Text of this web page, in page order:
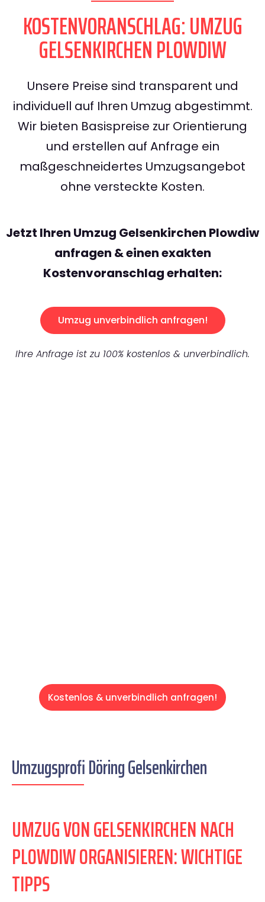
KOSTENVORANSCHLAG: UMZUG
GELSENKIRCHEN PLOWDIW
Unsere Preise sind transparent und
individuell auf Ihren Umzug abgestimmt.
Wir bieten Basispreise zur Orientierung
und erstellen auf Anfrage ein
maßgeschneidertes Umzugsangebot
ohne versteckte Kosten.
Jetzt Ihren Umzug Gelsenkirchen Plowdiw
anfragen & einen exakten
Kostenvoranschlag erhalten:
Umzug unverbindlich anfragen!
Ihre Anfrage ist zu 100% kostenlos & unverbindlich.
Kostenlos & unverbindlich anfragen!
Umzugsprofi Döring Gelsenkirchen
UMZUG VON GELSENKIRCHEN NACH
PLOWDIW ORGANISIEREN: WICHTIGE
TIPPS